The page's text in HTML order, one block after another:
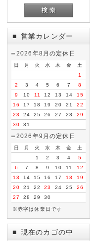
■ 営業カレンダー
2026年8月の定休日
日 月 火 水 木 金
土
1
2
3 4 5 6 7
8
9
10 11 12 13 14
15
16
17 18 19 20 21
22
23
24 25 26 27 28
29
30
31
2026年9月の定休日
日 月 火 水 木 金
土
1
2 3 4
5
6
7 8 9 10 11
12
13
14 15 16 17 18
19
20
21 22 23 24 25
26
27
28 29 30
※赤字は休業日です
■ 現在のカゴの中